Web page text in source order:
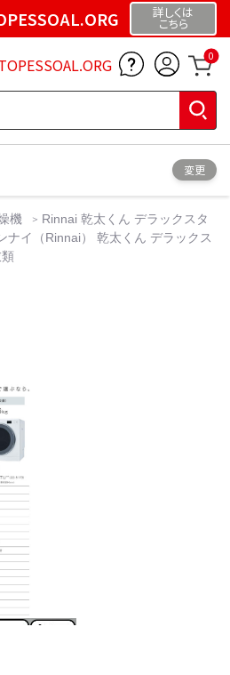
詳しくは
こちら
0
変更
機
Rinnai 乾太くん デラックスタ
ナイ（Rinnai） 乾太くん デラックス